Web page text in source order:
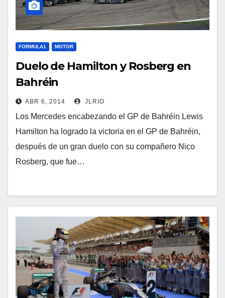
FORMULA1 MOTOR
Duelo de Hamilton y Rosberg en
Bahréin
ABR 6, 2014 JLRIO
Los Mercedes encabezando el GP de Bahréin Lewis
Hamilton ha logrado la victoria en el GP de Bahréin,
después de un gran duelo con su compañero Nico
Rosberg, que fue…